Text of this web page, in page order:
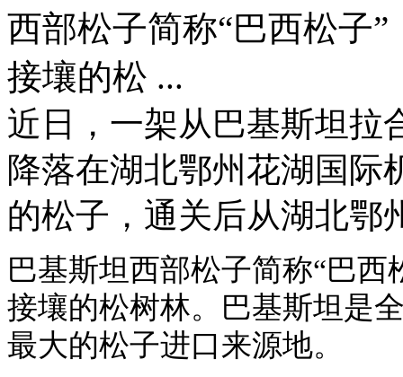
西部松子简称“巴西松子
接壤的松 ...
近日，一架从巴基斯坦拉
降落在湖北鄂州花湖国际
的松子，通关后从湖北鄂
巴基斯坦西部松子简称“巴
接壤的松树林。巴基斯坦是
最大的松子进口来源地。